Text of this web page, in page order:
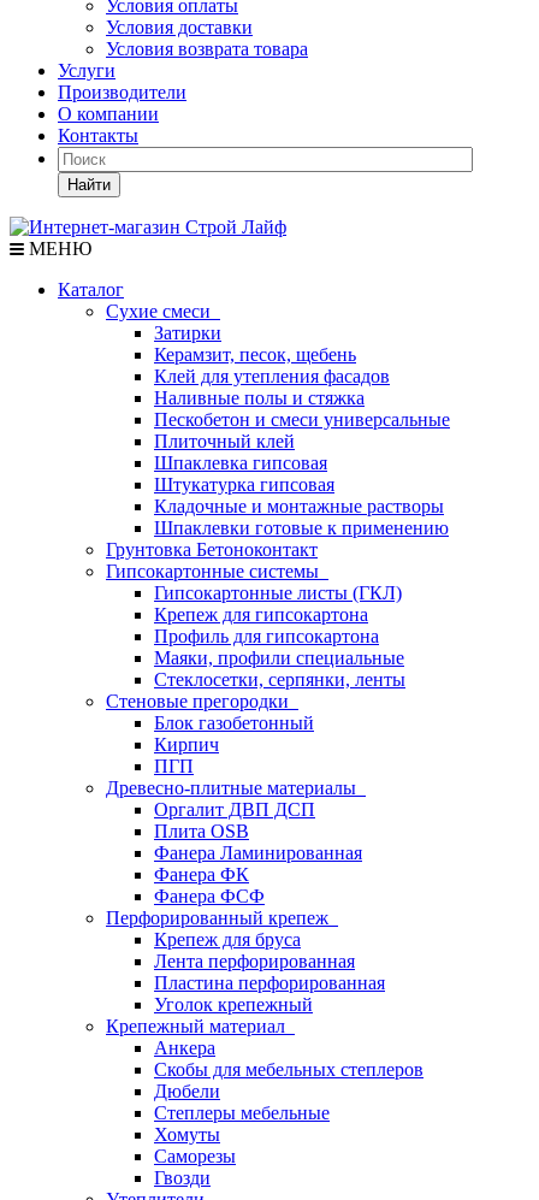
Условия оплаты
Условия доставки
Условия возврата товара
Услуги
Производители
О компании
Контакты
Найти
МЕНЮ
Каталог
Сухие смеси
Затирки
Керамзит, песок, щебень
Клей для утепления фасадов
Наливные полы и стяжка
Пескобетон и смеси универсальные
Плиточный клей
Шпаклевка гипсовая
Штукатурка гипсовая
Кладочные и монтажные растворы
Шпаклевки готовые к применению
Грунтовка Бетоноконтакт
Гипсокартонные системы
Гипсокартонные листы (ГКЛ)
Крепеж для гипсокартона
Профиль для гипсокартона
Маяки, профили специальные
Стеклосетки, серпянки, ленты
Стеновые прегородки
Блок газобетонный
Кирпич
ПГП
Древесно-плитные материалы
Оргалит ДВП ДСП
Плита OSB
Фанера Ламинированная
Фанера ФК
Фанера ФСФ
Перфорированный крепеж
Крепеж для бруса
Лента перфорированная
Пластина перфорированная
Уголок крепежный
Крепежный материал
Анкера
Скобы для мебельных степлеров
Дюбели
Степлеры мебельные
Хомуты
Саморезы
Гвозди